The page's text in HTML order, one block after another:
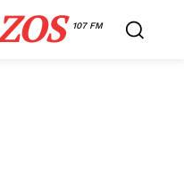
107 FM